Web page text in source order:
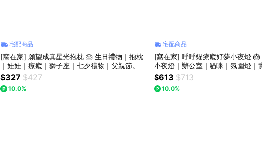
宅配商品
[窩在家] 願望成真星光抱枕 🎂 生日禮物｜抱枕
｜娃娃｜療癒｜獅子座｜七夕禮物｜父親節。
$327 $427
10.0%
宅配商品
[窩在家] 呼呼貓療癒好夢小夜燈 🎂
小夜燈｜辦公室｜貓咪｜氛圍燈｜
上班族｜貓奴｜女生禮物｜獅子座
禮盒
$613 $713
10.0%